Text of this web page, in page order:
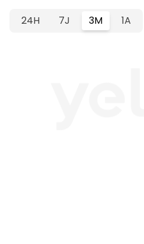
24H 7J 3M 1A